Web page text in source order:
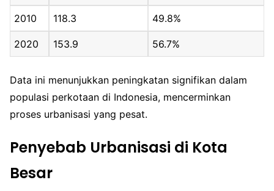
2010 118.3 49.8%
2020 153.9 56.7%
Data ini menunjukkan peningkatan signifikan dalam
populasi perkotaan di Indonesia, mencerminkan
proses urbanisasi yang pesat.
Penyebab Urbanisasi di Kota
Besar